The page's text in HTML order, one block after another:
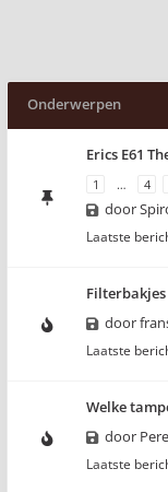
Onderwerpen
Erics E61
1 … 4
door
Laatste
Filterbakjes
door
Laatste
Welke
door
Laatste